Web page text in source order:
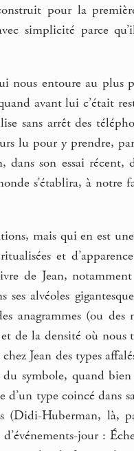
pour la
simplicité parce
nous entoure au plus
avant lui c’était
sans arrêt des
lu pour y prendre,
son essai récent,
s’établira, à notre
mais qui en est
et
de Jean, notamment
ses alvéoles
anagrammes (ou des
de la densité où nous
Jean des types
symbole, quand
d’un type coincé dans
(Didi-Huberman, là,
jour :